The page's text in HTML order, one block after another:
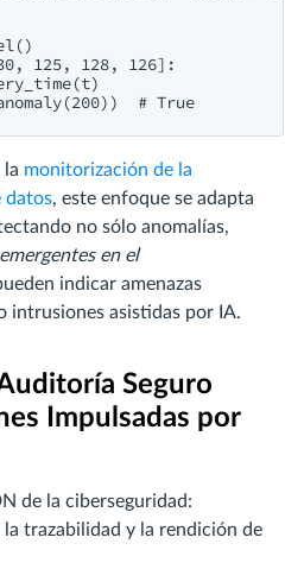
125, 128, 126]:
la monitorización de la
datos, este enfoque se adapta
no sólo anomalías,
en el
indicar amenazas
intrusiones asistidas por IA.
Seguro
Impulsadas por
de la ciberseguridad:
trazabilidad y la rendición de